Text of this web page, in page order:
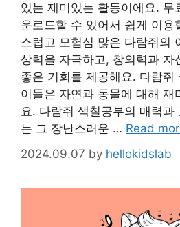
있는 재미있는 활동이에요. 무
운로드할 수 있어서 쉽게 이용
스럽고 모험심 많은 다람쥐의
상력을 자극하고, 창의력과 자
좋은 기회를 제공해요. 다람쥐
이들은 자연과 동물에 대해 재
요. 다람쥐 색칠공부의 매력과
는 그 장난스러운 … Read
2024.09.07 by hellokidslab